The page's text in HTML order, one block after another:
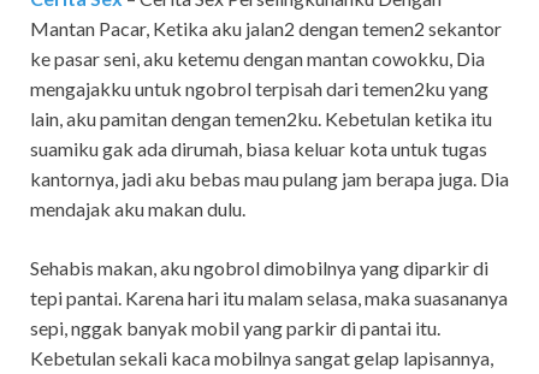
Mantan Pacar, Ketika aku jalan2 dengan temen2 sekantor
ke pasar seni, aku ketemu dengan mantan cowokku, Dia
mengajakku untuk ngobrol terpisah dari temen2ku yang
lain, aku pamitan dengan temen2ku. Kebetulan ketika itu
suamiku gak ada dirumah, biasa keluar kota untuk tugas
kantornya, jadi aku bebas mau pulang jam berapa juga. Dia
mendajak aku makan dulu.
Sehabis makan, aku ngobrol dimobilnya yang diparkir di
tepi pantai. Karena hari itu malam selasa, maka suasananya
sepi, nggak banyak mobil yang parkir di pantai itu.
Kebetulan sekali kaca mobilnya sangat gelap lapisannya,